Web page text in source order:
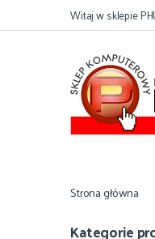
Przejdź do nawigacji
Przejdź do treściWitaj w sklepie
Strona główna
Kategorie